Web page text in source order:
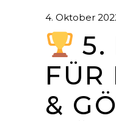
4. Oktober
5.
FÜR
&